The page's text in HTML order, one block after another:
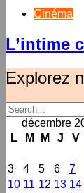
Cinéma
L’intime
Explorez
décembre
L
M M J V
3
4 5 6 7
10 11 12 13 14